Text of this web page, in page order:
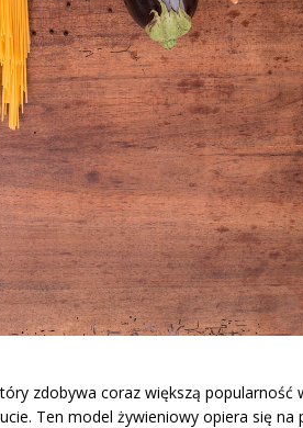
zdobywa coraz większą popularność
Ten model żywieniowy opiera się na